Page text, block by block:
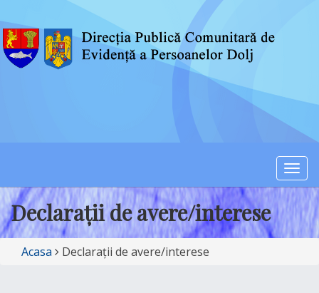
Declarații de avere/interese
Acasa Declarații de avere/interese